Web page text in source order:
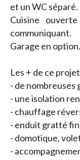
et un WC séparé.
Cuisine
communiquant.
Garage en option.
Les + de ce
- de nombreuses
- une isolation
- chauffage
- enduit gratté fin
- domotique,
-